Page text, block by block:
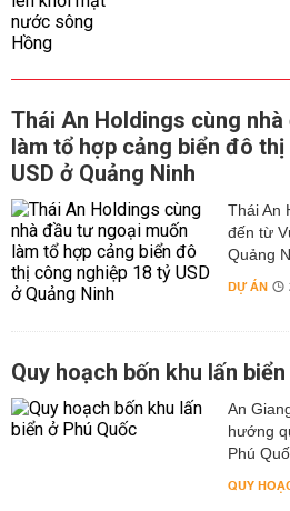
Thái An Holdings cùng
làm tổ hợp cảng biển đô
USD ở Quảng Ninh
Thái An
đến từ
Quảng
DỰ ÁN
Quy hoạch bốn khu lấn
An
hướng
Phú
QUY